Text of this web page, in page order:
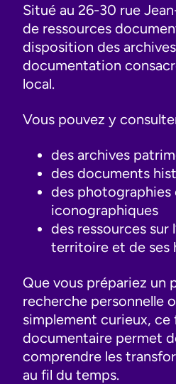
Situé au 26-30 rue
de ressources
disposition des
documentation
local.
Vous pouvez y
des archives
des documents
des photographies
iconographiques
des ressources sur
territoire et de ses
Que vous prépariez un
recherche personnelle
simplement curieux, ce
documentaire permet
comprendre les
au fil du temps.